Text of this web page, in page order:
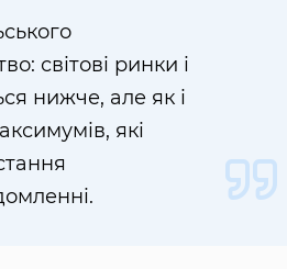
світові ринки і
нижче, але як і
які